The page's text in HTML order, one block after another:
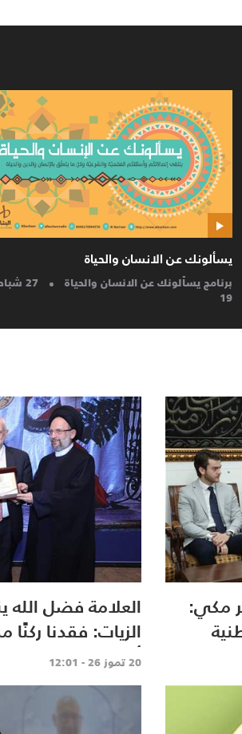
حكي مسؤول
حكي مسؤول: لبنان مهدد بصحة مواطنيه
25
أيلول 18
مكي:
العلامة فضل الله
الزيات: فقدنا ركنًا
أفنى حياته في
20 تموز 26 - 12:01